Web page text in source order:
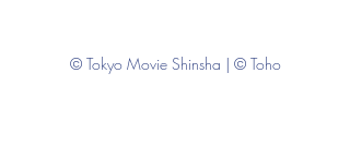
© Tokyo Movie Shinsha | © Toho